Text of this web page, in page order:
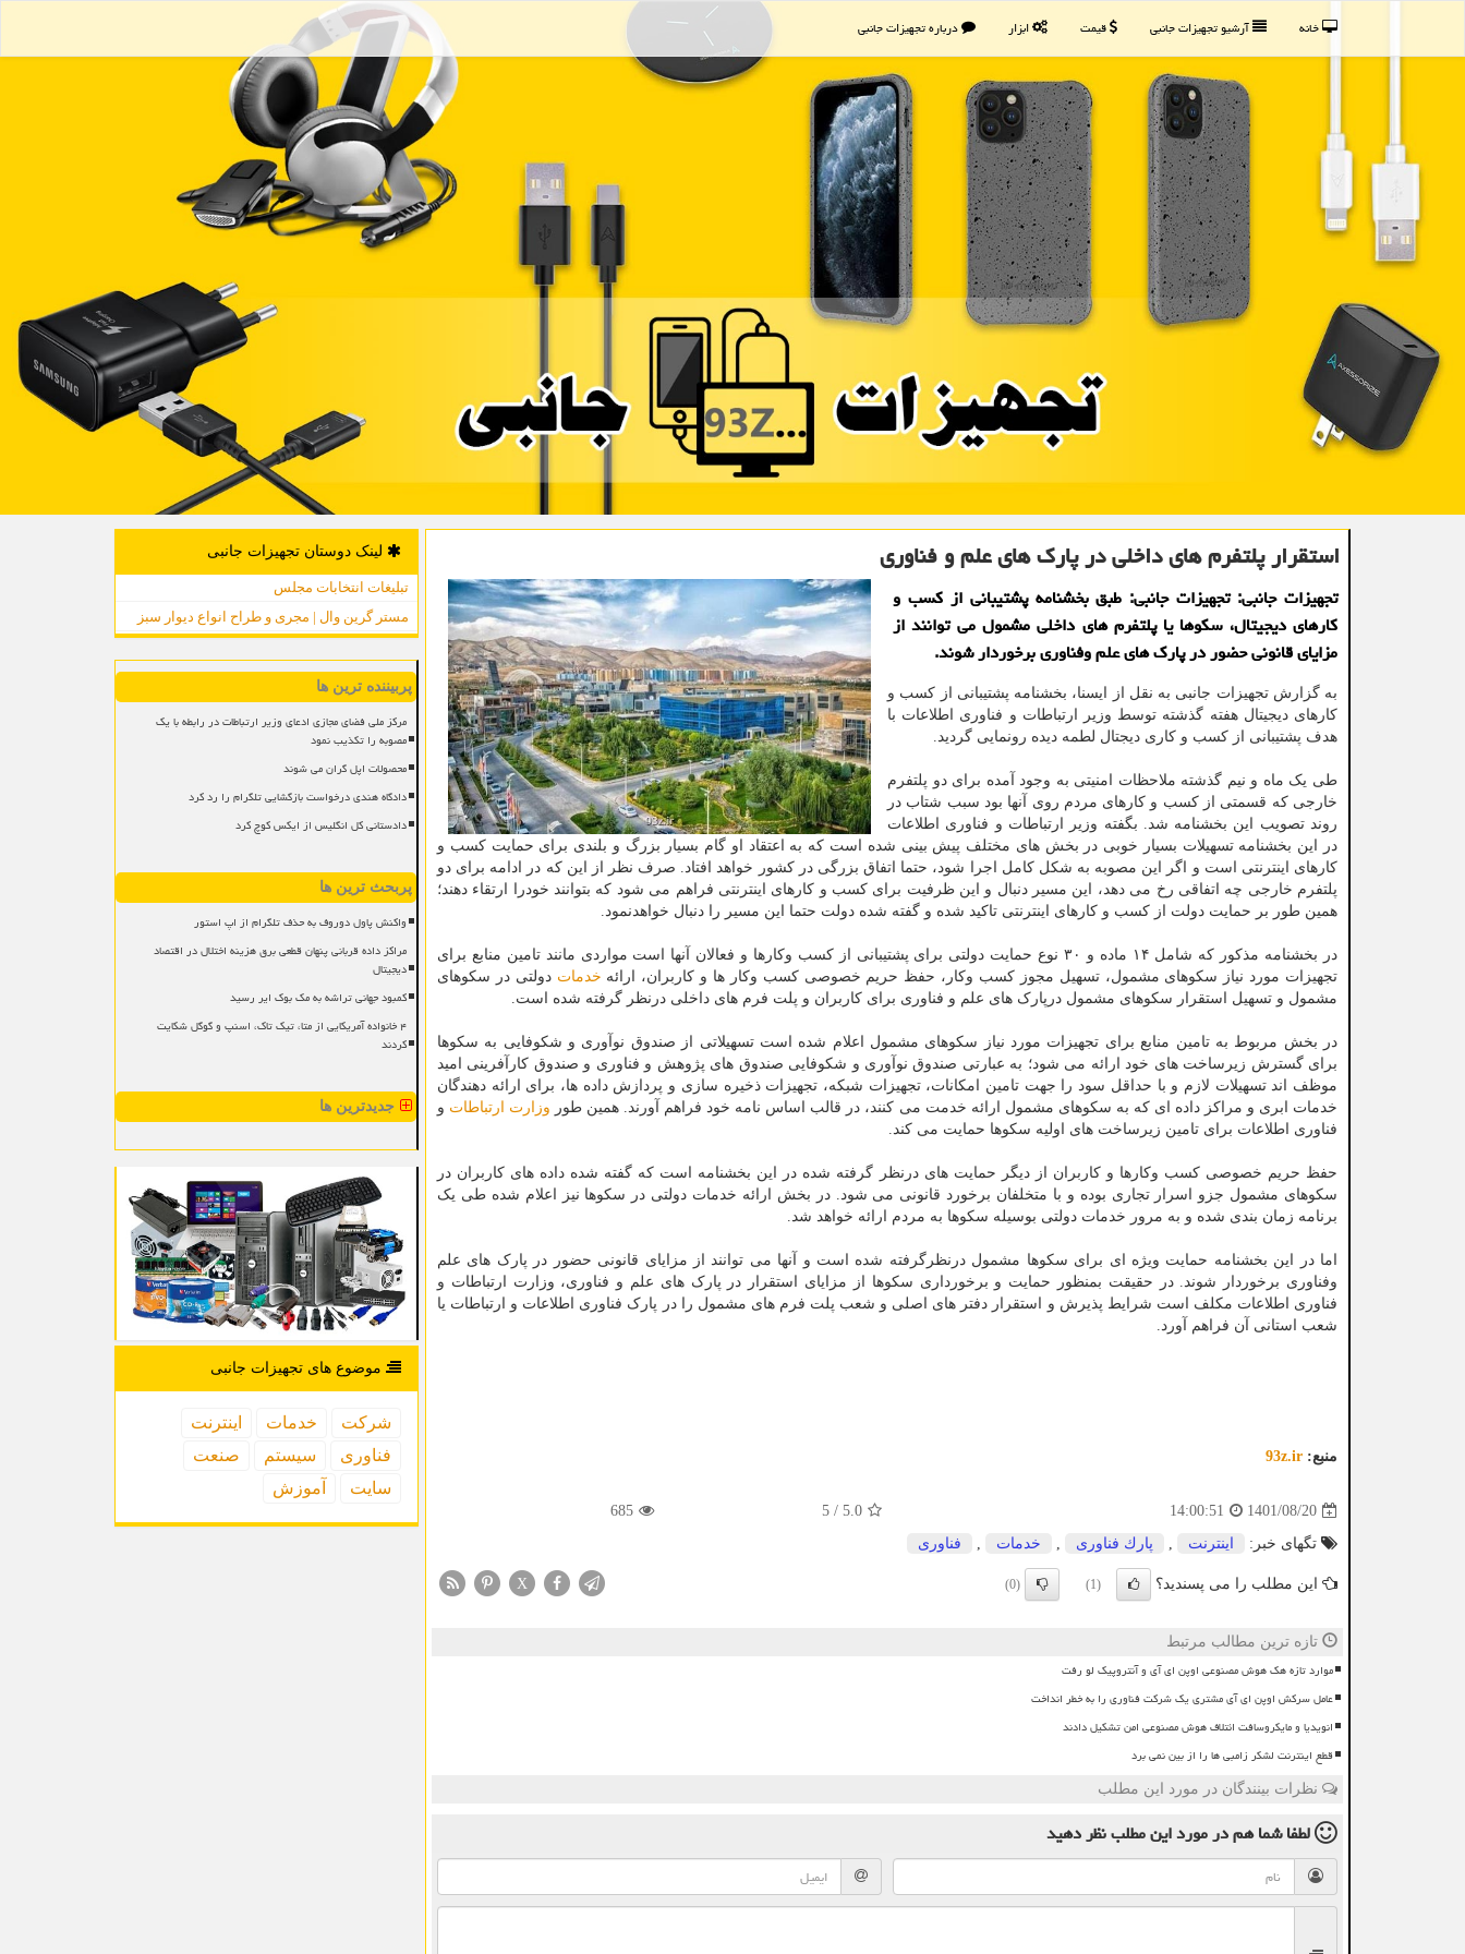
خانه آرشیو تجهیزات جانبی قیمت ابزار درباره تجهیزات جانبی
استقرار پلتفرم های داخلی در پارک های علم و فناوری
تجهیزات جانبی: تجهیزات جانبی: طبق بخشنامه پشتیبانی از کسب و
کارهای دیجیتال، سکوها یا پلتفرم های داخلی مشمول می توانند از
مزایای قانونی حضور در پارک های علم وفناوری برخوردار شوند.
به گزارش تجهیزات جانبی به نقل از ایسنا، بخشنامه پشتیبانی از کسب و
کارهای دیجیتال هفته گذشته توسط وزیر ارتباطات و فناوری اطلاعات با
هدف پشتیبانی از کسب و کاری دیجتال لطمه دیده رونمایی گردید.
طی یک ماه و نیم گذشته ملاحظات امنیتی به وجود آمده برای دو پلتفرم
خارجی که قسمتی از کسب و کارهای مردم روی آنها بود سبب شتاب در
روند تصویب این بخشنامه شد. بگفته وزیر ارتباطات و فناوری اطلاعات
در این بخشنامه تسهیلات بسیار خوبی در بخش های مختلف پیش بینی شده است که به اعتقاد او گام بسیار بزرگ و بلندی برای حمایت کسب و
کارهای اینترنتی است و اگر این مصوبه به شکل کامل اجرا شود، حتما اتفاق بزرگی در کشور خواهد افتاد. صرف نظر از این که در ادامه برای دو
پلتفرم خارجی چه اتفاقی رخ می دهد، این مسیر دنبال و این ظرفیت برای کسب و کارهای اینترنتی فراهم می شود که بتوانند خودرا ارتقاء دهند؛
همین طور بر حمایت دولت از کسب و کارهای اینترنتی تاکید شده و گفته شده دولت حتما این مسیر را دنبال خواهدنمود.
در بخشنامه مذکور که شامل ۱۴ ماده و ۳۰ نوع حمایت دولتی برای پشتیبانی از کسب وکارها و فعالان آنها است مواردی مانند تامین منابع برای
تجهیزات مورد نیاز سکوهای مشمول، تسهیل مجوز کسب وکار، حفظ حریم خصوصی کسب وکار ها و کاربران، ارائه خدمات دولتی در سکوهای
مشمول و تسهیل استقرار سکوهای مشمول درپارک های علم و فناوری برای کاربران و پلت فرم های داخلی درنظر گرفته شده است.
در بخش مربوط به تامین منابع برای تجهیزات مورد نیاز سکوهای مشمول اعلام شده است تسهیلاتی از صندوق نوآوری و شکوفایی به سکوها
برای گسترش زیرساخت های خود ارائه می شود؛ به عبارتی صندوق نوآوری و شکوفایی صندوق های پژوهش و فناوری و صندوق کارآفرینی امید
موظف اند تسهیلات لازم و با حداقل سود را جهت تامین امکانات، تجهیزات شبکه، تجهیزات ذخیره سازی و پردازش داده ها، برای ارائه دهندگان
خدمات ابری و مراکز داده ای که به سکوهای مشمول ارائه خدمت می کنند، در قالب اساس نامه خود فراهم آورند. همین طور وزارت ارتباطات و
فناوری اطلاعات برای تامین زیرساخت های اولیه سکوها حمایت می کند.
حفظ حریم خصوصی کسب وکارها و کاربران از دیگر حمایت های درنظر گرفته شده در این بخشنامه است که گفته شده داده های کاربران در
سکوهای مشمول جزو اسرار تجاری بوده و با متخلفان برخورد قانونی می شود. در بخش ارائه خدمات دولتی در سکوها نیز اعلام شده طی یک
برنامه زمان بندی شده و به مرور خدمات دولتی بوسیله سکوها به مردم ارائه خواهد شد.
اما در این بخشنامه حمایت ویژه ای برای سکوها مشمول درنظرگرفته شده است و آنها می توانند از مزایای قانونی حضور در پارک های علم
وفناوری برخوردار شوند. در حقیقت بمنظور حمایت و برخورداری سکوها از مزایای استقرار در پارک های علم و فناوری، وزارت ارتباطات و
فناوری اطلاعات مکلف است شرایط پذیرش و استقرار دفتر های اصلی و شعب پلت فرم های مشمول را در پارک فناوری اطلاعات و ارتباطات یا
شعب استانی آن فراهم آورد.
منبع: 93z.ir
1401/08/20
14:00:51
5.0
/
5
685
تگهای خبر: اینترنت , پارك فناوری , خدمات , فناوری
این مطلب را می پسندید؟ (1)
(0)
X
تازه ترین مطالب مرتبط
موارد تازه هک هوش مصنوعی اوپن ای آی و آنتروپیک لو رفت
عامل سرکش اوپن ای آی مشتری یک شرکت فناوری را به خطر انداخت
انویدیا و مایکروسافت ائتلاف هوش مصنوعی امن تشکیل دادند
قطع اینترنت لشکر زامبی ها را از بین نمی برد
نظرات بینندگان در مورد این مطلب
لطفا شما همدر مورد این مطلبنظر دهید
لینک دوستان تجهیزات جانبی
تبلیغات انتخابات مجلس
مستر گرین وال | مجری و طراح انواع دیوار سبز
پربیننده ترین ها
مرکز ملی فضای مجازی ادعای وزیر ارتباطات در رابطه با یک
مصوبه را تکذیب نمود
محصولات اپل گران می شوند
دادگاه هندی درخواست بازگشایی تلگرام را رد کرد
دادستانی کل انگلیس از ایکس کوچ کرد
پربحث ترین ها
واکنش پاول دوروف به حذف تلگرام از اپ استور
مراکز داده قربانی پنهان قطعی برق هزینه اختلال در اقتصاد
دیجیتال
کمبود جهانی تراشه به مک بوک ایر رسید
۴ خانواده آمریکایی از متا، تیک تاک، اسنپ و گوگل شکایت
کردند
جدیدترین ها
موضوع های تجهیزات جانبی
شركت خدمات
اینترنت
فناوری
سیستم
صنعت
سایت
آموزش